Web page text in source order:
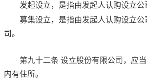
发起设立，是指由发起人认购设立
募集设立，是指由发起人认购设立
司。
第九十二条 设立股份有限公司，应
内有住所。